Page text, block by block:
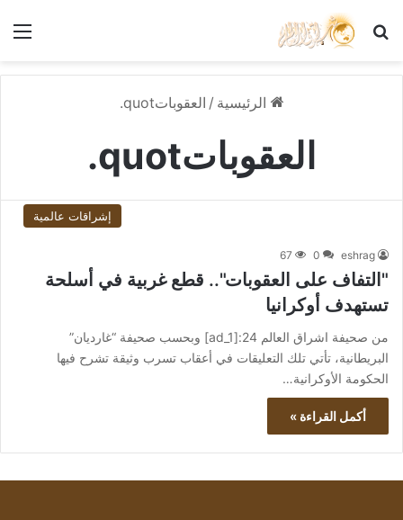
بحث عن
الرئيسية / العقوباتquot.
العقوباتquot.
إشراقات عالمية
eshrag
0
67
"التفاف على العقوبات".. قطع غربية في أسلحة
تستهدف أوكرانيا
من صحيفة اشراق العالم 24:[ad_1] وبحسب صحيفة “غارديان”
البريطانية، تأتي تلك التعليقات في أعقاب تسرب وثيقة تشرح فيها
الحكومة الأوكرانية…
أكمل القراءة »